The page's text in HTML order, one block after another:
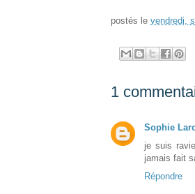
postés le vendredi,
1
Sophie
je suis
jamais fait
Répondre